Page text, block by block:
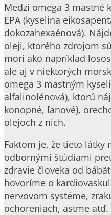
Medzi omega 3 mastné
EPA (kyselina
dokozahexaénová).
oleji, ktorého zdrojom
morí ako napríklad
ale aj v niektorých
omega 3 mastným
alfalinolénová), ktorú
konopné, ľanové),
olejoch z nich.
Faktom je, že tieto látky
odbornými štúdiami
zdravie človeka od
hovoríme o
nervovom systéme,
ochoreniach, astme atď.